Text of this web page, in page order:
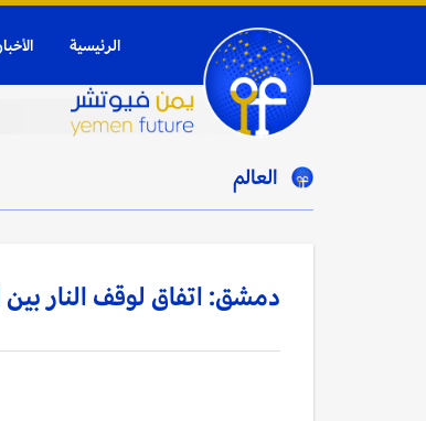
الرئيسية الأخبار
العالم
دمشق: اتفاق لوقف النار